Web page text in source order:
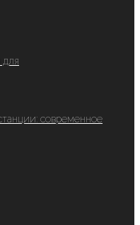
для
современное